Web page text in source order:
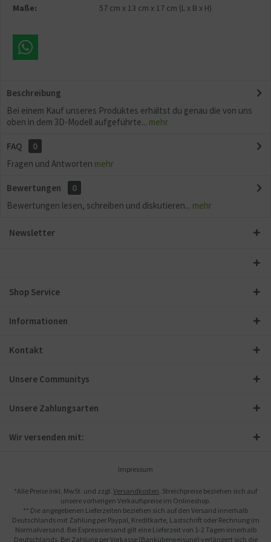
Maße:
57 cm x 13 cm x 17 cm (L x B x H)
Beschreibung
Bei einem Kauf unseres Produktes erhältst du genau die von uns
oben in dem 3D-Modell aufgeführte... mehr
FAQ
0
Fragen und Antworten mehr
Bewertungen
0
Bewertungen lesen, schreiben und diskutieren... mehr
Newsletter
Shop Service
Informationen
Kontakt
Unsere Communitys
Unsere Zahlungsarten
Wir versenden mit:
Impressum
*Alle Preise inkl. MwSt. und zzgl. Versandkosten. Streichpreise beziehen sich auf
unsere vorherigen Verkaufspreise im Onlineshop.
** Die angegebenen Lieferzeiten beziehen sich auf den Versand innerhalb
Deutschlands mit Zahlung per Paypal, Kreditkarte, Lastschrift oder Rechnung im
Normalversand. Bei Expressversand gilt eine Lieferzeit von 1-2 Tagen innerhalb
Deutschlands. Bei Zahlung per Vorkasse (Banküberweisung) verlängert sich die